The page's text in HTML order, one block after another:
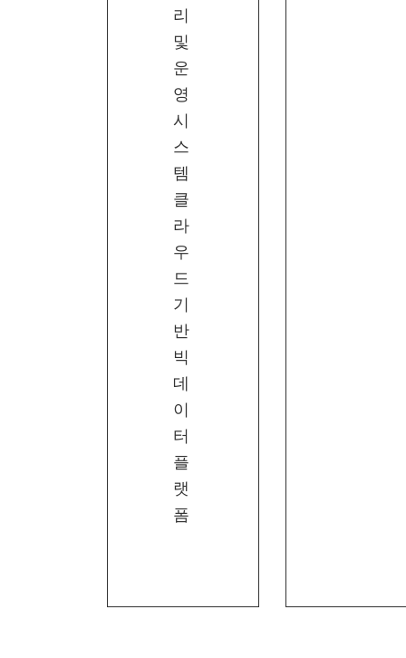
리
및
운
영
시
스
템
클
라
우
드
기
반
빅
데
이
터
플
랫
폼